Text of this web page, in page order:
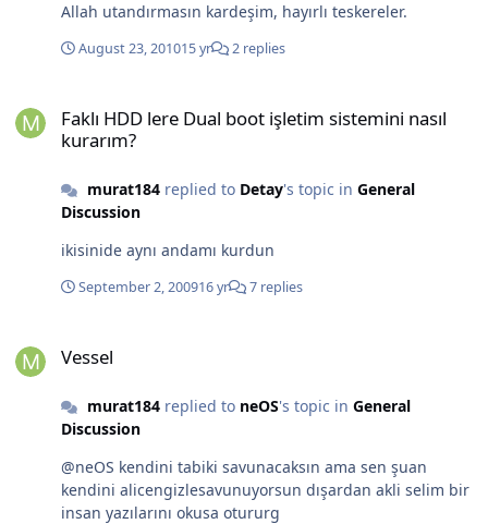
Allah utandırmasın kardeşim, hayırlı teskereler.
August 23, 201015 yr 2 replies
Faklı HDD lere Dual boot işletim sistemini nasıl
kurarım?
murat184replied to Detay's topic in General
Discussion
ikisinide aynı andamı kurdun
September 2, 200916 yr 7 replies
Vessel
murat184replied to neOS's topic in General
Discussion
@neOS kendini tabiki savunacaksın ama sen şuan
kendini alicengizlesavunuyorsun dışardan akli selim bir
insan yazılarını okusa otururg